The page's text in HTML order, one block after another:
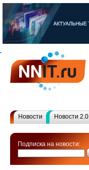
Новости Новости 2.0
Подписка на новости: